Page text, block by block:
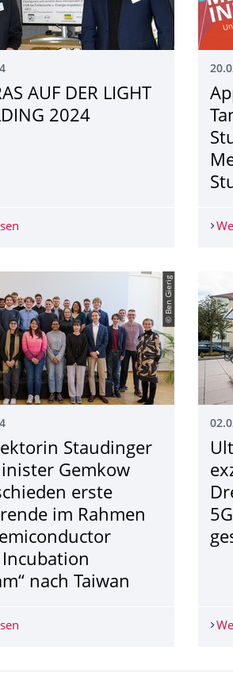
AUF DER LIGHT
2024
AUTERAS AUF DER LIGHT + BUILDING
fürs Probestudium tryING 2024 gestartet
© Ben Gierig
Staudinger
Gemkow
erste
im Rahmen
Incubation
nach Taiwan
TUD-Rektorin Staudinger und